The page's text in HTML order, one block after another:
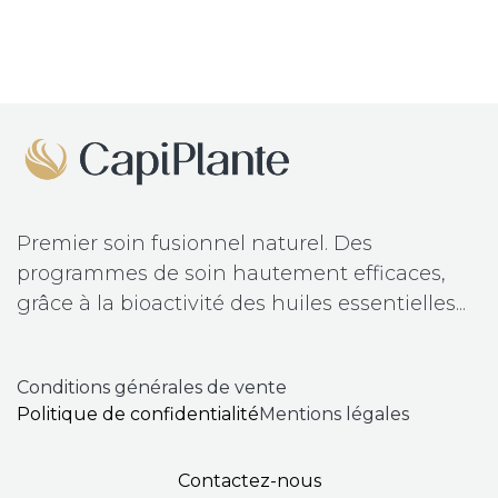
Premier soin fusionnel naturel. Des
programmes de soin hautement efficaces,
grâce à la bioactivité des huiles essentielles...
​Conditions générales de vente
Politique de confidentialitéMentions légales
Contactez-nous